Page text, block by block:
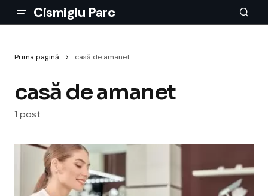
Cismigiu Parc
Prima pagină casă de amanet
casă de amanet
1 post